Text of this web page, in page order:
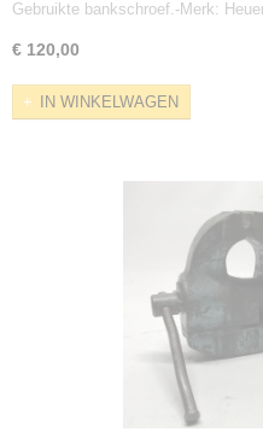
Gebruikte bankschroef.-Merk:
€ 120,00
IN WINKELWAGEN